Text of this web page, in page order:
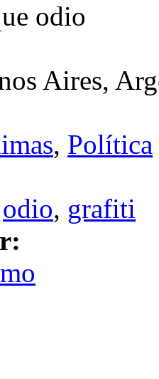
odio
Aires,
, Política
odio, grafiti